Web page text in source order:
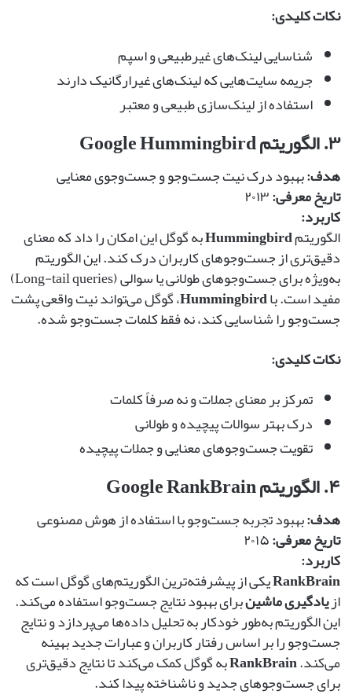
نکات کلیدی:
شناسایی لینک‌های غیرطبیعی و اسپم
جریمه سایت‌هایی که لینک‌های غیرارگانیک دارند
استفاده از لینک‌سازی طبیعی و معتبر
۳. الگوریتم Google Hummingbird
هدف:بهبود درک نیت جست‌وجو و جست‌وجوی معنایی
تاریخ معرفی:
کاربرد:
الگوریتمHummingbirdبه گوگل این امکان را داد که معنای
دقیق‌تری از جست‌وجوهای کاربران درک کند. این الگوریتم
به‌ویژه برای جست‌وجوهای طولانی یا سوالی (Long-tail queries)
مفید است. باHummingbird، گوگل می‌تواند نیت واقعی پشت
جست‌وجو را شناسایی کند، نه فقط کلمات جست‌وجو شده.
نکات کلیدی:
تمرکز بر معنای جملات و نه صرفاً کلمات
درک بهتر سوالات پیچیده و طولانی
تقویت جست‌وجوهای معنایی و جملات پیچیده
۴. الگوریتم Google RankBrain
هدف:بهبود تجربه جست‌وجو با استفاده از هوش مصنوعی
تاریخ معرفی:
کاربرد:
RankBrainیکی از پیشرفته‌ترین الگوریتم‌های گوگل است که
ازیادگیری ماشینبرای بهبود نتایج جست‌وجو استفاده می‌کند.
این الگوریتم به‌طور خودکار به تحلیل داده‌ها می‌پردازد و نتایج
جست‌وجو را بر اساس رفتار کاربران و عبارات جدید بهینه
می‌کند.RankBrainبه گوگل کمک می‌کند تا نتایج دقیق‌تری
برای جست‌وجوهای جدید و ناشناخته پیدا کند.